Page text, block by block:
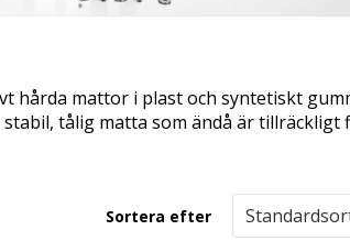
hårda mattor i plast och syntetiskt
tålig matta som ändå är tillräckligt
Sortera efter